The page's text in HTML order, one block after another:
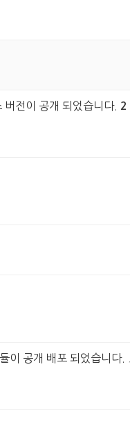
전이 공개 되었습니다. 2
이 공개 배포 되었습니다.